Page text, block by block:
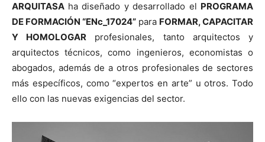
ARQUITASA ha diseñado y desarrollado el PROGRAMA
DE FORMACIÓN “ENc_17024” para FORMAR, CAPACITAR
Y HOMOLOGAR profesionales, tanto arquitectos y
arquitectos técnicos, como ingenieros, economistas o
abogados, además de a otros profesionales de sectores
más específicos, como “expertos en arte” u otros. Todo
ello con las nuevas exigencias del sector.